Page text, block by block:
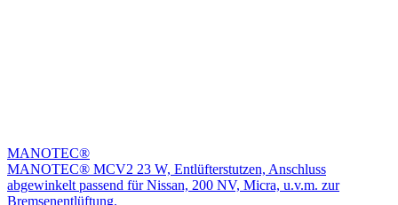
MANOTEC®
MANOTEC® MCV2 23 W, Entlüfterstutzen, Anschluss
abgewinkelt passend für Nissan, 200 NV, Micra, u.v.m. zur
Bremsenentlüftung.